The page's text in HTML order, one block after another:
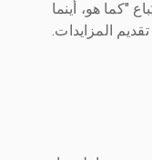
"كما هو، أينما
المزايدات.